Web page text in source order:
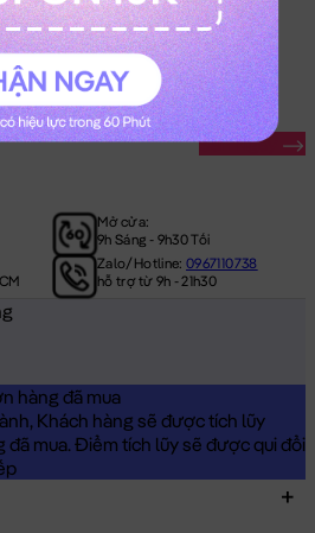
Mua Ngay
Săn Ngay
Mở cửa:
9h Sáng - 9h30 Tối
Zalo/Hotline:0967110738
hỗ trợ từ 9h - 21h30
hàng đã mua
Khách hàng sẽ được tích lũy
đã mua. Điểm tích lũy sẽ được qui đổi